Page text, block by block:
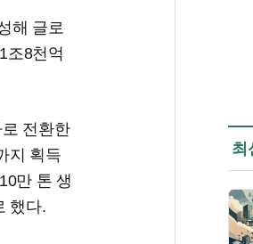
해 글로
조8천억
전환한
지 획득
만 톤 생
했다.
최